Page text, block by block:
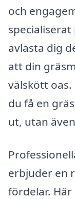
och
specialiserat
avlasta dig
att din
välskött
du få en
ut, utan
erbjuder en
fördelar.